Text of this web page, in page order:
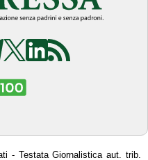
- Testata Giornalistica aut. trib.